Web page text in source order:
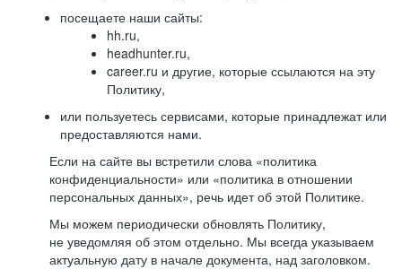
посещаете наши сайты:
hh.ru,
headhunter.ru,
career.ru и другие, которые ссылаются на эту
Политику,
или пользуетесь сервисами, которые принадлежат или
предоставляются нами.
Если на сайте вы встретили слова «политика
конфиденциальности» или «политика в отношении
персональных данных», речь идет об этой Политике.
Мы можем периодически обновлять Политику,
не уведомляя об этом отдельно. Мы всегда указываем
актуальную дату в начале документа, над заголовком.